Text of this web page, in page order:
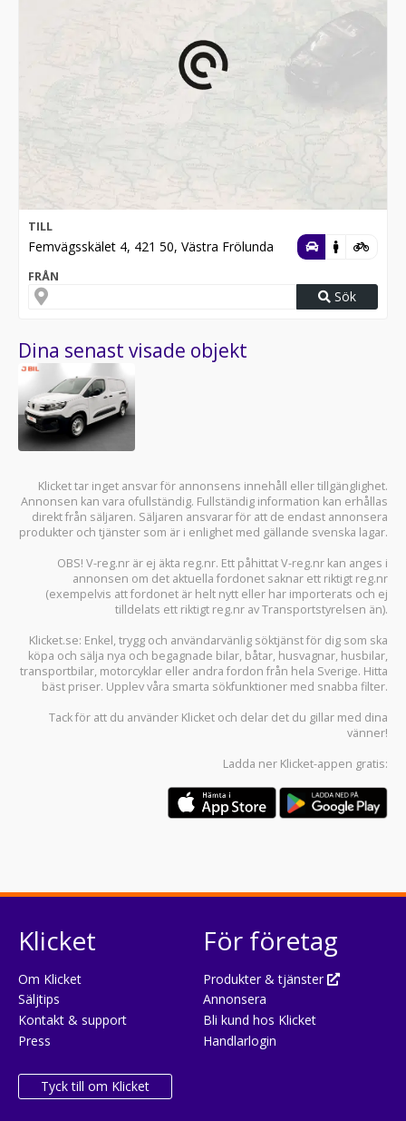
TILL
Femvägsskälet 4, 421 50, Västra Frölunda
FRÅN
Sök
Dina senast visade objekt
Klicket tar inget ansvar för annonsens innehåll eller tillgänglighet.
Annonsen kan vara ofullständig. Fullständig information kan erhållas
direkt från säljaren. Säljaren ansvarar för att de endast annonsera
produkter och tjänster som är i enlighet med gällande svenska lagar.
OBS! V-reg.nr är ej äkta reg.nr. Ett påhittat V-reg.nr kan anges i
annonsen om det aktuella fordonet saknar ett riktigt reg.nr
(exempelvis att fordonet är helt nytt eller har importerats och ej
tilldelats ett riktigt reg.nr av Transportstyrelsen än).
Klicket.se: Enkel, trygg och användarvänlig söktjänst för dig som ska
köpa och sälja nya och begagnade bilar, båtar, husvagnar, husbilar,
transportbilar, motorcyklar eller andra fordon från hela Sverige. Hitta
bäst priser. Upplev våra smarta sökfunktioner med snabba filter.
Tack för att du använder Klicket och delar det du gillar med dina
vänner!
Ladda ner Klicket-appen gratis:
Klicket
Om Klicket
Säljtips
Kontakt & support
Press
Tyck till om Klicket
För företag
Produkter & tjänster
Annonsera
Bli kund hos Klicket
Handlarlogin